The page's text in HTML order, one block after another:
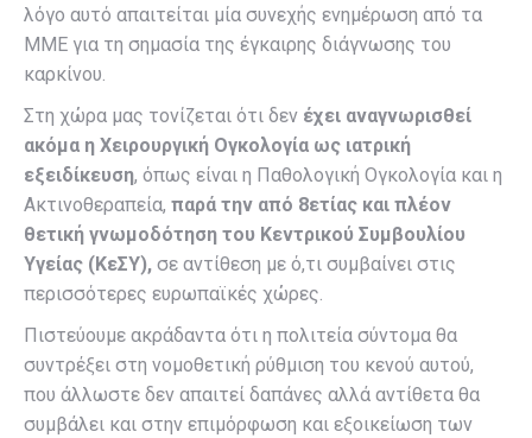
λόγο αυτό απαιτείται μία συνεχής ενημέρωση από τα
ΜΜΕ για τη σημασία της έγκαιρης διάγνωσης του
καρκίνου.
Στη χώρα μας τονίζεται ότι δεν έχει αναγνωρισθεί
ακόμα η Χειρουργική Ογκολογία ως ιατρική
εξειδίκευση, όπως είναι η Παθολογική Ογκολογία και η
Ακτινοθεραπεία, παρά την από 8ετίας και πλέον
θετική γνωμοδότηση του Κεντρικού Συμβουλίου
Υγείας (ΚεΣΥ), σε αντίθεση με ό,τι συμβαίνει στις
περισσότερες ευρωπαϊκές χώρες.
Πιστεύουμε ακράδαντα ότι η πολιτεία σύντομα θα
συντρέξει στη νομοθετική ρύθμιση του κενού αυτού,
που άλλωστε δεν απαιτεί δαπάνες αλλά αντίθετα θα
συμβάλει και στην επιμόρφωση και εξοικείωση των